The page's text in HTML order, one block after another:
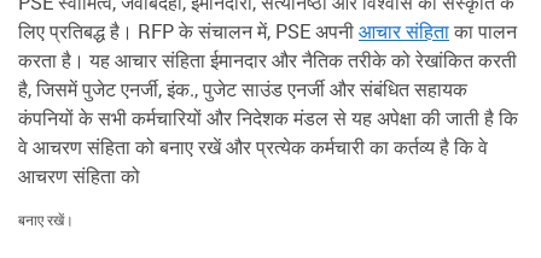
लिए प्रतिबद्ध है। RFP के संचालन में, PSE अपनीआचार संहिताका पालन
करता है। यह आचार संहिता ईमानदार और नैतिक तरीके को रेखांकित करती
है, जिसमें पुजेट एनर्जी, इंक., पुजेट साउंड एनर्जी और संबंधित सहायक
कंपनियों के सभी कर्मचारियों और निदेशक मंडल से यह अपेक्षा की जाती है कि
वे आचरण संहिता को बनाए रखें और प्रत्येक कर्मचारी का कर्तव्य है कि वे
आचरण संहिता को
बनाए रखें।